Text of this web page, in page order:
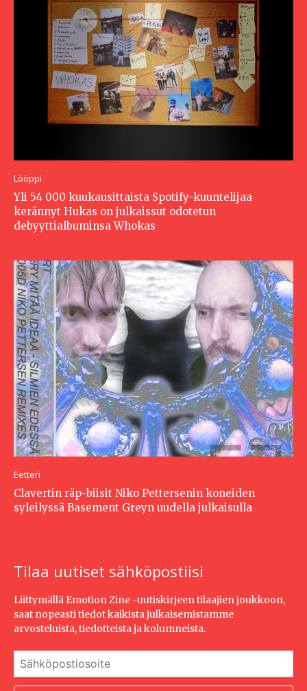
Lööppi
Yli 54 000 kuukausittaista Spotify-kuuntelijaa
kerännyt Hukas on julkaissut odotetun
debyyttialbuminsa Whokas
Eetteri
Clavertin räp-biisit Niko Pettersenin koneiden
syleilyssä Basement Greyn uudella julkaisulla
Tilaa uutiset sähköpostiisi
Liittymällä Emotion Zine -uutiskirjeen tilaajien joukkoon,
saat nopeasti tiedot kaikista julkaisemistamme
arvosteluista, tiedotteista ja kolumneista.